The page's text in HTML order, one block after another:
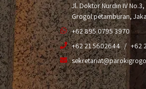
Jl. Doktor Nurdin IV
Grogol petamburan,
+62 895 0795 3970
+62 21 5602644
+62